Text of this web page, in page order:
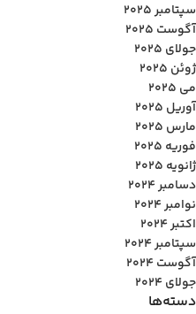
سپتامبر 2025
آگوست 2025
جولای 2025
ژوئن 2025
می 2025
آوریل 2025
مارس 2025
فوریه 2025
ژانویه 2025
دسامبر 2024
نوامبر 2024
اکتبر 2024
سپتامبر 2024
آگوست 2024
جولای 2024
دسته‌ها